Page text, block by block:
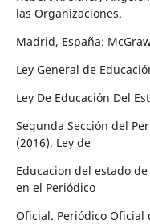
las Organizaciones.
Madrid, España:
Ley General de
Ley De Educación Del
Segunda Sección del
(2016). Ley de
Educacion del estado
en el Periódico
Oficial. Periódico Oficial